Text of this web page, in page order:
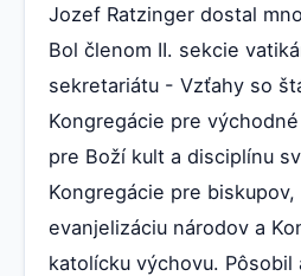
Jozef Ratzinger dostal
Bol členom II. sekcie
sekretariátu - Vzťahy so
Kongregácie pre
pre Boží kult a disciplínu
Kongregácie pre
evanjelizáciu národov a
katolícku výchovu. Pôsobil